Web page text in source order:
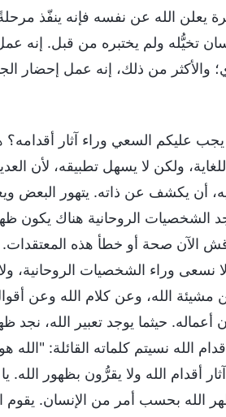
يعلن الله عن نفسه فإنه ينفّذ
ولم يختبره من قبل. إنه عمل
والأكثر من ذلك، إنه عمل إحضار
عليكم السعي وراء آثار
ولكن لا يسهل تطبيقه، لأن
أن يكشف عن ذاته. يتهور البعض
الشخصيات الروحانية هناك يكون
الآن صحة أو خطأ هذه
نسعى وراء الشخصيات
الله، وعن كلام الله وعن أقوال
حيثما يوجد تعبير الله، نجد
الله نسيتم كلماته القائلة:
أقدام الله ولا يقرُّون بظهور
الله بحسب أمر من الإنسان. يقوم